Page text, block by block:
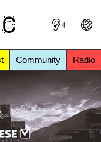
Community Radio